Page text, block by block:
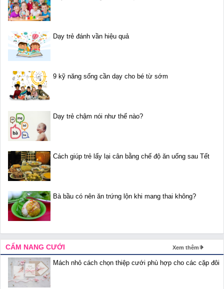
Dạy trẻ đánh vần hiệu quả
9 kỹ năng sống cần dạy cho bé từ sớm
Dạy trẻ chậm nói như thế nào?
Cách giúp trẻ lấy lại cân bằng chế độ ăn uống sau Tết
Bà bầu có nên ăn trứng lộn khi mang thai không?
CẨM NANG CƯỚI Xem thêm
Mách nhỏ cách chọn thiệp cưới phù hợp cho các cặp đôi